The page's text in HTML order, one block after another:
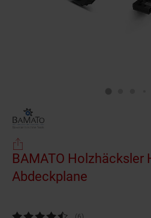
BAMATO Holzhäcksler
Abdeckplane
Kundenbewertung: 4,5 von 5 Sternen